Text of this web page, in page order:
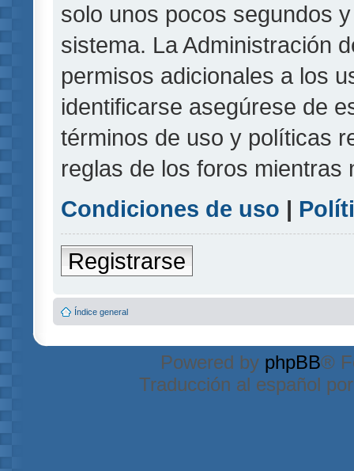
solo unos pocos segundos
sistema. La Administración
permisos adicionales a los
identificarse asegúrese de
términos de uso y políticas
reglas de los foros mientras
Condiciones de uso |
Registrarse
Índice general
Powered by phpBB®
Traducción al español